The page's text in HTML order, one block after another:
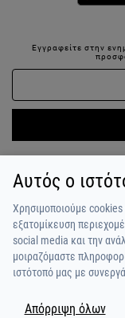
Εγγραφείτε στην
ΣΥΝΔΕΣΗ /
ΟΡΟΙ ΧΡΗΣΗΣ
ΠΟΙΟΙ ΕΙΜΑΣΤΕ
Αυτός ο
Χρησιμοποιούμε cookies
εξατομίκευση
social media και την
μοιραζόμαστε
ιστότοπό μας με
Απόρριψη όλων